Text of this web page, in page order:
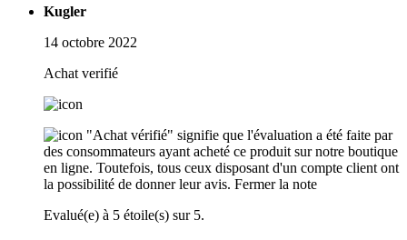
Kugler
14 octobre 2022
Achat verifié
"Achat vérifié" signifie que l'évaluation a été faite par
des consommateurs ayant acheté ce produit sur notre boutique
en ligne. Toutefois, tous ceux disposant d'un compte client ont
la possibilité de donner leur avis. Fermer la note
Evalué(e) à 5 étoile(s) sur 5.